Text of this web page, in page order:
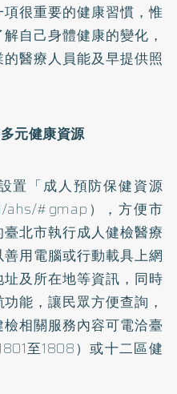
很重要的健康習慣，惟
自己身體健康的變化，
醫療人員能及早提供照
元健康資源
置「成人預防保健資源
ahs/#gmap），方便市
北市執行成人健檢醫療
用電腦或行動載具上網
及所在地等資訊，同時
能，讓民眾方便查詢，
相關服務內容可電洽臺
至1808）或十二區健